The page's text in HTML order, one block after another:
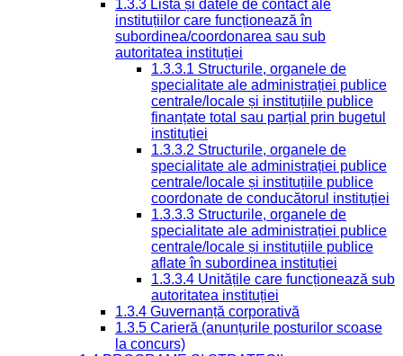
1.3.3 Lista și datele de contact ale
instituțiilor care funcționează în
subordinea/coordonarea sau sub
autoritatea instituției
1.3.3.1 Structurile, organele de
specialitate ale administrației publice
centrale/locale și instituțiile publice
finanțate total sau parțial prin bugetul
instituției
1.3.3.2 Structurile, organele de
specialitate ale administrației publice
centrale/locale și instituțiile publice
coordonate de conducătorul instituției
1.3.3.3 Structurile, organele de
specialitate ale administrației publice
centrale/locale și instituțiile publice
aflate în subordinea instituției
1.3.3.4 Unitățile care funcționează sub
autoritatea instituției
1.3.4 Guvernanță corporativă
1.3.5 Carieră (anunțurile posturilor scoase
la concurs)